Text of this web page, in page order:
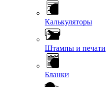
Калькуляторы
Штампы и печати
Бланки